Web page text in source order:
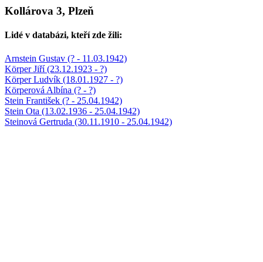
Kollárova 3, Plzeň
Lidé v databázi, kteří zde žili:
Arnstein Gustav (? - 11.03.1942)
Körper Jiří (23.12.1923 - ?)
Körper Ludvík (18.01.1927 - ?)
Körperová Albína (? - ?)
Stein František (? - 25.04.1942)
Stein Ota (13.02.1936 - 25.04.1942)
Steinová Gertruda (30.11.1910 - 25.04.1942)